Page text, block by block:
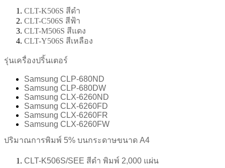
CLT-K506S สีดำ
CLT-C506S สีฟ้า
CLT-M506S สีแดง
CLT-Y506S สีเหลือง
รุ่นเครื่องปริ้นเตอร์
Samsung CLP-680ND
Samsung CLP-680DW
Samsung CLX-6260ND
Samsung CLX-6260FD
Samsung CLX-6260FR
Samsung CLX-6260FW
ปริมาณการพิมพ์ 5% บนกระดาษขนาด A4
CLT-K506S/SEE สีดำ พิมพ์ 2,000 แผ่น